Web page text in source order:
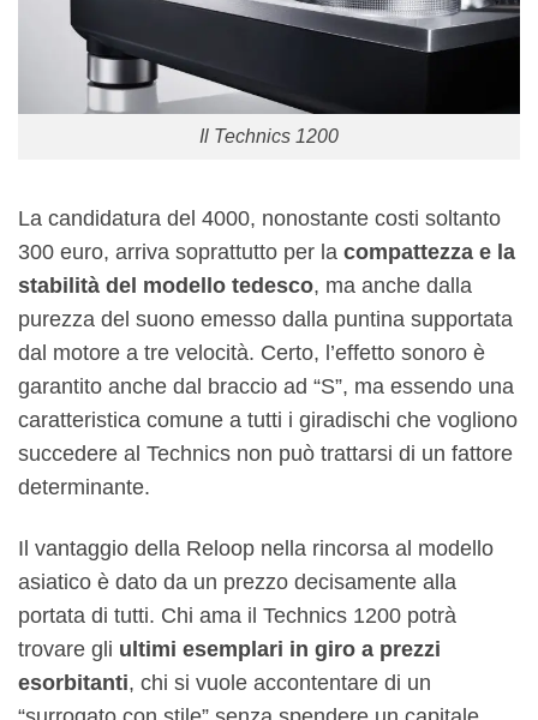
Il Technics 1200
La candidatura del 4000, nonostante costi soltanto
300 euro, arriva soprattutto per la compattezza e la
stabilità del modello tedesco, ma anche dalla
purezza del suono emesso dalla puntina supportata
dal motore a tre velocità. Certo, l’effetto sonoro è
garantito anche dal braccio ad “S”, ma essendo una
caratteristica comune a tutti i giradischi che vogliono
succedere al Technics non può trattarsi di un fattore
determinante.
Il vantaggio della Reloop nella rincorsa al modello
asiatico è dato da un prezzo decisamente alla
portata di tutti. Chi ama il Technics 1200 potrà
trovare gli ultimi esemplari in giro a prezzi
esorbitanti, chi si vuole accontentare di un